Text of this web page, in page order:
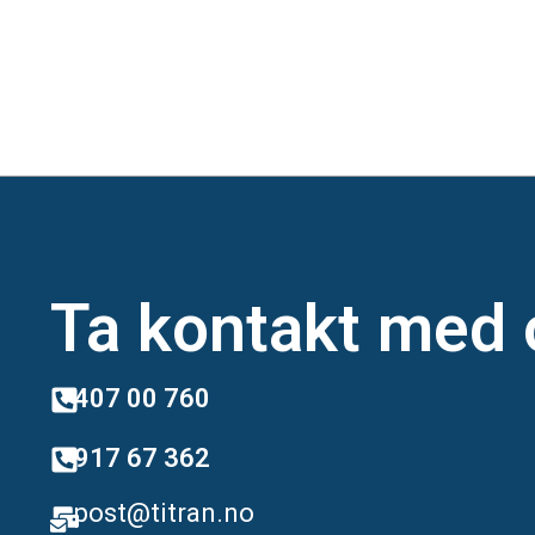
Ta kontakt med
407 00 760
917 67 362
post@titran.no